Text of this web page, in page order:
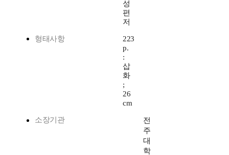
성
편
저
형태사항
223
p.
:
삽
화
;
26
cm
소장기관
전
주
대
학